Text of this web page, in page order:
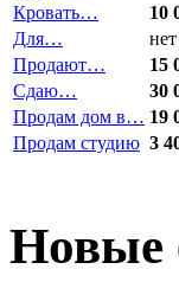
Кровать…
10
Для…
нет
Продают…
15
Сдаю…
30
Продам дом в… 19
Продам студию 3
Новые